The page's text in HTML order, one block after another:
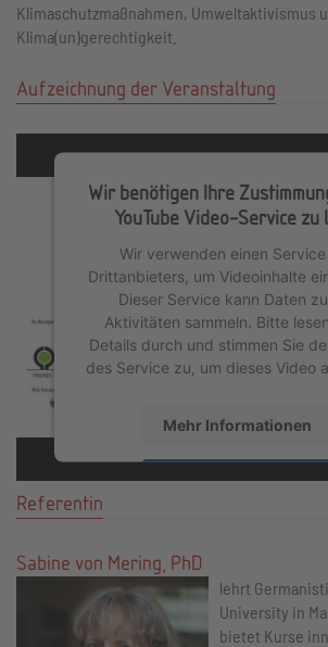
Klimaschutzmaßnahmen, Umweltaktivismus
Klima(un)gerechtigkeit.
Aufzeichnung der Veranstaltung
Wir benötigen Ihre
YouTube Video-Service zu
Wir verwenden einen
Drittanbieters, um Videoinhalte
Dieser Service kann Daten
Aktivitäten sammeln. Bitte
Details durch und stimmen Sie
des Service zu, um dieses Video
Mehr Informationen
Akzeptieren
Referentin
Sabine von Mering, PhD
lehrt
University in
bietet Kurse